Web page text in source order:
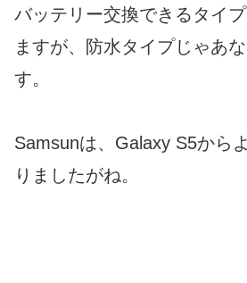
バッテリー交換できるタイ
ますが、防水タイプじゃあ
す。
Samsunは、Galaxy S5から
りましたがね。